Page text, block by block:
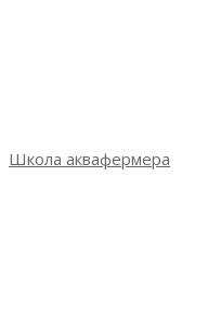
Школа аквафермера